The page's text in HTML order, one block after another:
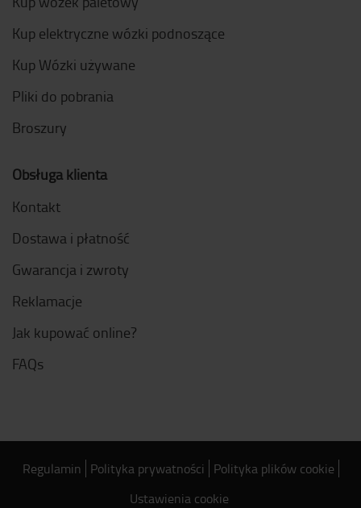
Kup elektryczne wózki podnoszące
Kup Wózki używane
Pliki do pobrania
Broszury
Obsługa klienta
Kontakt
Dostawa i płatność
Gwarancja i zwroty
Reklamacje
Jak kupować online?
FAQs
Regulamin Polityka prywatności
Polityka plików cookie
Ustawienia cookie